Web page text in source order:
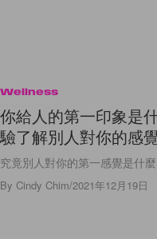
Wellness
你給人的第一印象是
驗了解別人對你的感
究竟別人對你的第一感覺是什麼
By Cindy Chim/2021年12月19日